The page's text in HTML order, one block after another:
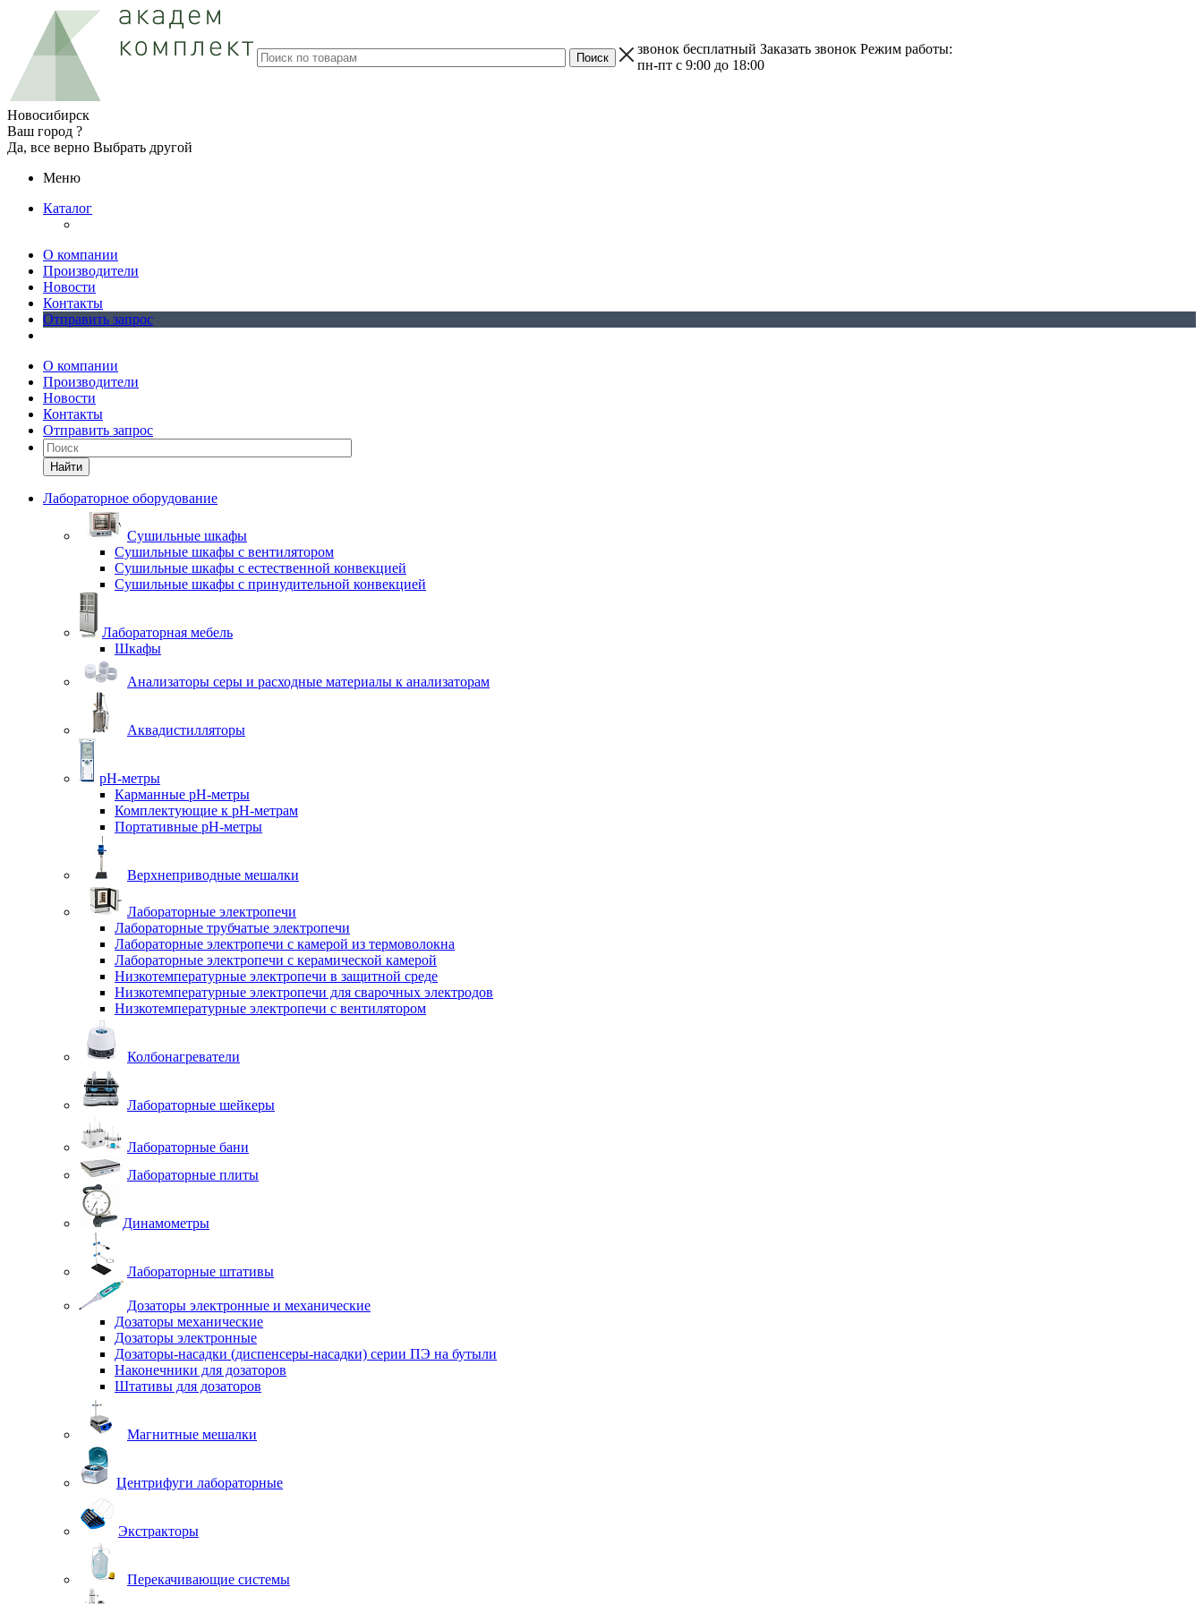
звонок бесплатный Заказать звонок Режим работы:
пн-пт с 9:00 до 18:00
Новосибирск
Ваш город ?
Да, все верно Выбрать другой
Меню
Каталог
О компании
Производители
Новости
Контакты
Отправить запрос
О компании
Производители
Новости
Контакты
Отправить запрос
Найти
Лабораторное оборудование
Cушильные шкафы
Сушильные шкафы с вентилятором
Сушильные шкафы с естественной конвекцией
Сушильные шкафы с принудительной конвекцией
Лабораторная мебель
Шкафы
Анализаторы серы и расходные материалы к анализаторам
Аквадистилляторы
pH-метры
Карманные pH-метры
Комплектующие к pH-метрам
Портативные pH-метры
Верхнеприводные мешалки
Лабораторные электропечи
Лабораторные трубчатые электропечи
Лабораторные электропечи с камерой из термоволокна
Лабораторные электропечи с керамической камерой
Низкотемпературные электропечи в защитной среде
Низкотемпературные электропечи для cварочных электродов
Низкотемпературные электропечи с вентилятором
Колбонагреватели
Лабораторные шейкеры
Лабораторные бани
Лабораторные плиты
Динамометры
Лабораторные штативы
Дозаторы электронные и механические
Дозаторы механические
Дозаторы электронные
Дозаторы-насадки (диспенсеры-насадки) серии ПЭ на бутыли
Наконечники для дозаторов
Штативы для дозаторов
Магнитные мешалки
Центрифуги лабораторные
Экстракторы
Перекачивающие системы